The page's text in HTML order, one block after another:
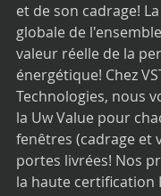
et de son cadrage!
globale de
valeur réelle de la
énergétique! Chez
Technologies, nous
la Uw Value pour
fenêtres (cadrage et
portes livrées! Nos
la haute certification